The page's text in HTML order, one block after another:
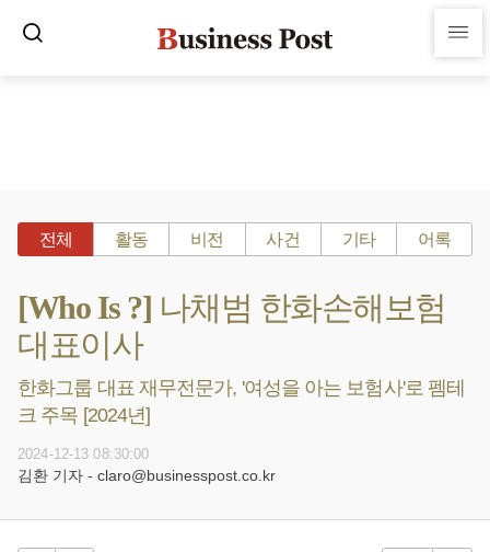
전체 활동 비전 사건 기타 어록
[Who Is ?] 나채범 한화손해보험
대표이사
한화그룹 대표 재무전문가, '여성을 아는 보험사'로 펨테
크 주목 [2024년]
2024-12-13 08:30:00
김환 기자 - claro@businesspost.co.kr